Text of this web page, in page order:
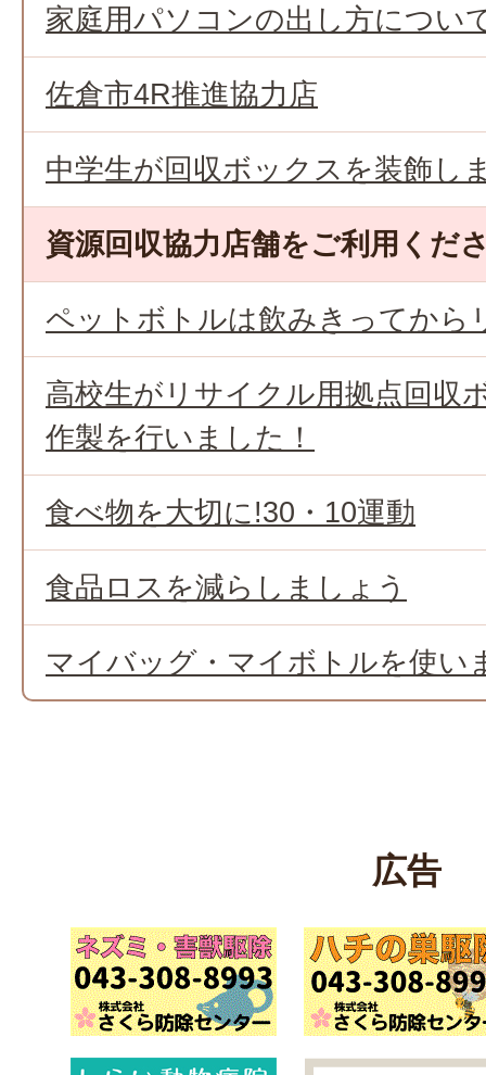
家庭用パソコンの出し方につい
佐倉市4R推進協力店
中学生が回収ボックスを装飾し
資源回収協力店舗をご利用くだ
ペットボトルは飲みきってから
高校生がリサイクル用拠点回収
作製を行いました！
食べ物を大切に!30・10運動
食品ロスを減らしましょう
マイバッグ・マイボトルを使い
広告